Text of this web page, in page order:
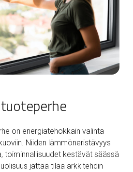
on energiatehokkain valinta
Niiden lämmöneristävyys
toiminnallisuudet kestävät säässä
jättää tilaa arkkitehdin